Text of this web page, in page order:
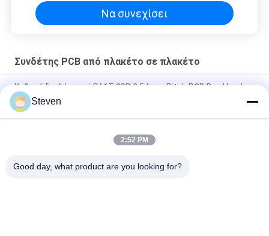
Να συνεχίσει
Συνδέτης PCB από πλακέτο σε πλακέτο
Καθαρή διπλή σειρά PA6T 38P 2.54mm Pitch PCB Box Header
Πύλη 0,5 mm Διπλή τρύπα επιφάνειας σε επιφάνεια
σύνδεσμος αρσενικό μέρος με CAP UL πιστοποιημένο
Σημείο και τροφοδοσία 4S4P - αρσενικό μπλοκ 50A
Steven
2:52 PM
Good day, what product are you looking for?